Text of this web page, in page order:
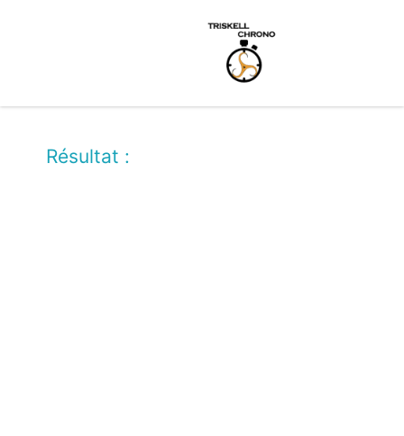
Résultat :